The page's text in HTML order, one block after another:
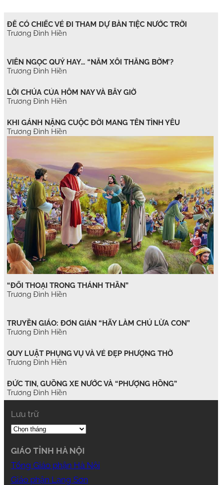
ĐỂ CÓ CHIẾC VÉ ĐI THAM DỰ BÀN TIỆC NƯỚC TRỜI
Trương Đình Hiền
VIÊN NGỌC QUÝ HAY… “NẮM XÔI THẰNG BỜM’?
Trương Đình Hiền
LỜI CHÚA CỦA HÔM NAY VÀ BÂY GIỜ
Trương Đình Hiền
KHI GÁNH NẶNG CUỘC ĐỜI MANG TÊN TÌNH YÊU
Trương Đình Hiền
“ĐỐI THOẠI TRONG THÁNH THẦN”
Trương Đình Hiền
TRUYỀN GIÁO: ĐƠN GIẢN “HÃY LÀM CHÚ LỪA CON”
Trương Đình Hiền
QUY LUẬT PHỤNG VỤ VÀ VẺ ĐẸP PHƯỢNG THỜ
Trương Đình Hiền
ĐỨC TIN, GUỒNG XE NƯỚC VÀ “PHƯỢNG HỒNG”
Trương Đình Hiền
Lưu trữ
GIÁO TỈNH HÀ NỘI
Tổng Giáo phận Hà Nội
Giáo phận Lạng Sơn